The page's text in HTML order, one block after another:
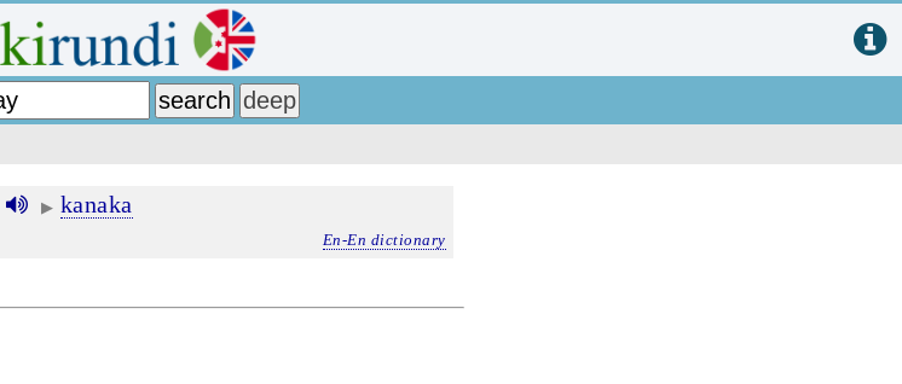
▶ kanaka
En-En dictionary